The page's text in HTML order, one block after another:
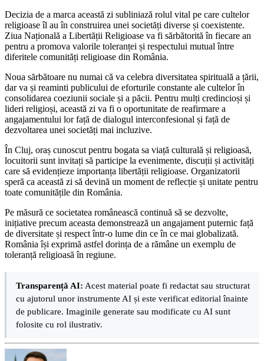
Decizia de a marca această zi subliniază rolul vital pe care cultelor
religioase îl au în construirea unei societăți diverse și coexistente.
Ziua Națională a Libertății Religioase va fi sărbătorită în fiecare an
pentru a promova valorile toleranței și respectului mutual între
diferitele comunități religioase din România.
Noua sărbătoare nu numai că va celebra diversitatea spirituală a țării,
dar va și reaminti publicului de eforturile constante ale cultelor în
consolidarea coeziunii sociale și a păcii. Pentru mulți credincioși și
lideri religioși, această zi va fi o oportunitate de reafirmare a
angajamentului lor față de dialogul interconfesional și față de
dezvoltarea unei societăți mai incluzive.
În Cluj, oraș cunoscut pentru bogata sa viață culturală și religioasă,
locuitorii sunt invitați să participe la evenimente, discuții și activități
care să evidențieze importanța libertății religioase. Organizatorii
speră ca această zi să devină un moment de reflecție și unitate pentru
toate comunitățile din România.
Pe măsură ce societatea românească continuă să se dezvolte,
inițiative precum aceasta demonstrează un angajament puternic față
de diversitate și respect într-o lume din ce în ce mai globalizată.
România își exprimă astfel dorința de a rămâne un exemplu de
toleranță religioasă în regiune.
Transparență AI: Acest material poate fi redactat sau structurat
cu ajutorul unor instrumente AI și este verificat editorial înainte
de publicare. Imaginile generate sau modificate cu AI sunt
folosite cu rol ilustrativ.